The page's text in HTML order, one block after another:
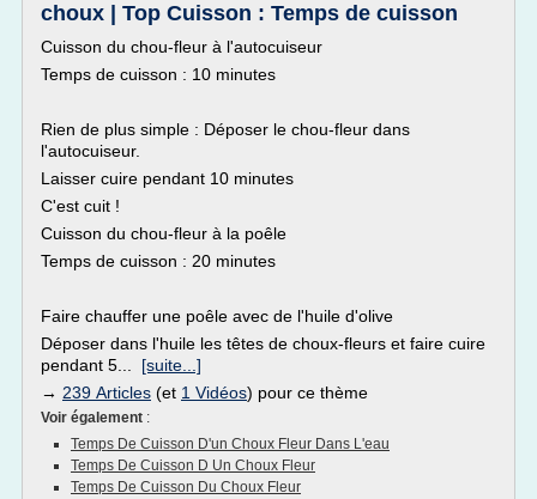
choux | Top Cuisson : Temps de cuisson
Cuisson du chou-fleur à l'autocuiseur
Temps de cuisson : 10 minutes
Rien de plus simple : Déposer le chou-fleur dans
l'autocuiseur.
Laisser cuire pendant 10 minutes
C'est cuit !
Cuisson du chou-fleur à la poêle
Temps de cuisson : 20 minutes
Faire chauffer une poêle avec de l'huile d'olive
Déposer dans l'huile les têtes de choux-fleurs et faire cuire
pendant 5... [suite...]
→ 239 Articles (et 1 Vidéos) pour ce thème
Voir également :
Temps De Cuisson D'un Choux Fleur Dans L'eau
Temps De Cuisson D Un Choux Fleur
Temps De Cuisson Du Choux Fleur